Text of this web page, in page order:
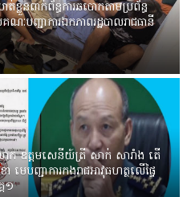
លួនពាក់ព័ន្ធការឆបោកតាមប្រព័ន្ធ
ណៈបញ្ជាការឯកភាពរដ្ឋបាលរាជធានី
ក ឧត្តមសេនីយ៍ត្រី សាក់ សារាំង តើ
បញ្ជាការកងរាជអាវុធហត្ថលើផ្ទៃ
១